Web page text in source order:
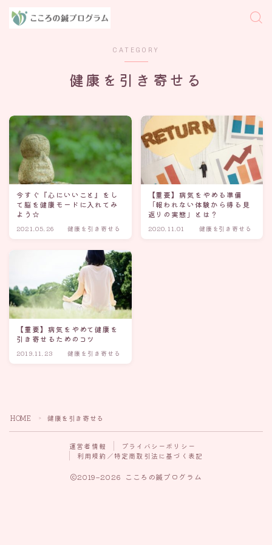
CATEGORY
健康を引き寄せる
今すぐ『心にいいこと』をし
て脳を健康モードに入れてみ
よう☆
2021.05.26 健康を引き寄せる
【重要】病気をやめる準備
「報われない体験から得る見
返りの実態」とは？
2020.11.01 健康を引き寄せる
【重要】病気をやめて健康を
引き寄せるためのコツ
2019.11.23 健康を引き寄せる
HOME ＞ 健康を引き寄せる
運営者情報
プライバシーポリシー
利用規約／特定商取引法に基づく表記
2019–2026 こころの鍼プログラム